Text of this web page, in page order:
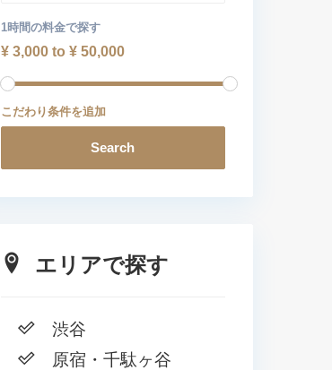
1時間の料金で探す
¥ 3,000 to ¥ 50,000
こだわり条件を追加
Search
エリアで探す
渋谷
原宿・千駄ヶ谷